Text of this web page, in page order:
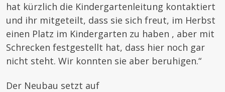
hat kürzlich die Kindergartenleitung kontaktiert
und ihr mitgeteilt, dass sie sich freut, im Herbst
einen Platz im Kindergarten zu haben , aber mit
Schrecken festgestellt hat, dass hier noch gar
nicht steht. Wir konnten sie aber beruhigen.“
Der Neubau setzt auf